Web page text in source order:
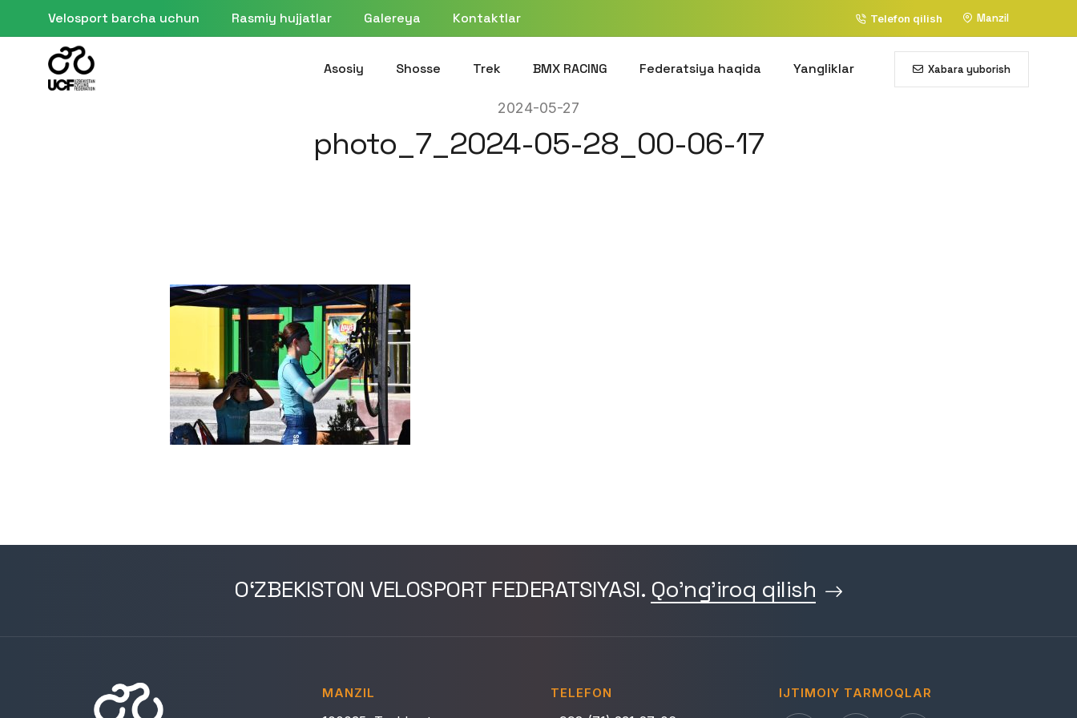
Velosport barcha uchun Rasmiy hujjatlar Galereya Kontaktlar Telefon qilish Manzil
Asosiy Shosse Trek BMX RACING Federatsiya haqida Yangliklar Xabara yuborish
2024-05-27
photo_7_2024-05-28_00-06-17
O‘ZBEKISTON VELOSPORT FEDERATSIYASI. Qo'ng'iroq qilish
MANZIL TELEFON IJTIMOIY TARMOQLAR